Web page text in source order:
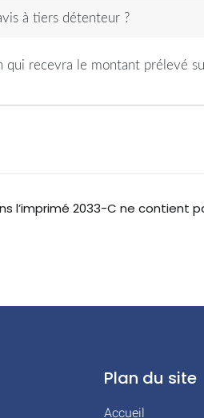
à tiers détenteur ?
qui recevra le montant prélevé
l’imprimé 2033-C ne contient
Plan du site
Accueil